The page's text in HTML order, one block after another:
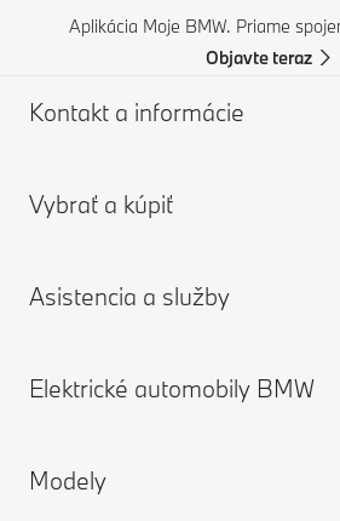
Aplikácia Moje BMW. Priame
Objavte teraz
Kontakt a informácie
Zákaznícky servis a kontakt
Nájsť BMW partnera
Vyžiadať katalóg
Nájsť predajcu
Vybrať a kúpiť
Ponuka nových vozidiel
BMW príslušenstvo a diely
BMW Úver
Asistencia a služby
Objednať termín v servise
BMW poistenie
Elektrické automobily BMW
Elektrické vozidlá BMW
Modely